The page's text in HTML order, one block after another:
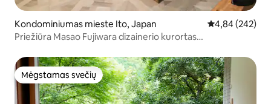
Kondominiumas mieste Ito, Japan Vidutinis
4,84 (242)
Priežiūra Masao Fujiwara dizainerio kurortas
Mėgstamas svečių
Mėgstamas svečių